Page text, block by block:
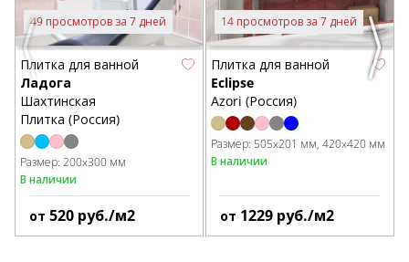
Previous
49 просмотров за 7 дней
Плитка для ванной
Ладога
Шахтинская
Плитка (Россия)
Размер: 200x300 мм
В наличии
от 520 руб./м2
14 просмотров за 7 дней
Плитка для ванной
Eclipse
Azori (Россия)
Размер: 505x201 мм 420x420 мм
В наличии
от 1229 руб./м2
Next